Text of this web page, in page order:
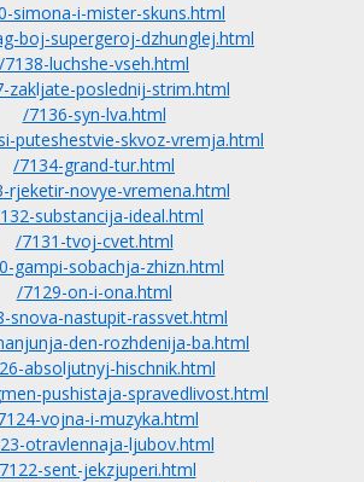
simona-i-mister-skuns.html
boj-supergeroj-dzhunglej.html
/7138-luchshe-vseh.html
zakljate-poslednij-strim.html
/7136-syn-lva.html
puteshestvie-skvoz-vremja.html
/7134-grand-tur.html
rjeketir-novye-vremena.html
substancija-ideal.html
/7131-tvoj-cvet.html
gampi-sobachja-zhizn.html
/7129-on-i-ona.html
snova-nastupit-rassvet.html
den-rozhdenija-ba.html
absoljutnyj-hischnik.html
pushistaja-spravedlivost.html
vojna-i-muzyka.html
otravlennaja-ljubov.html
sent-jekzjuperi.html